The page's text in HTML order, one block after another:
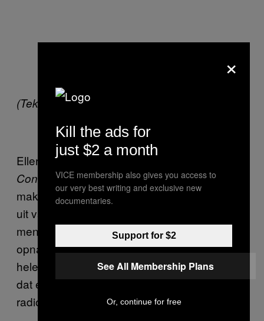
(Tekst gaat verder onder de foto)
Ellerbroek begint enthousiast over de film
Contact . “Zodra de aliens daar contact
maken met aarde, zenden ze een fragment
uit van de eerste radiogolven die wij als
mensheid het heelal in stuurden. Het waren
opnames van Hitler op de radio. Dat is
helemaal geen gekke gedachte, misschien
dat er daar nu wel wezens zijn die die
radiogolven ontvangen.”
×
Kill the ads for
just $2 a month
VICE membership also gives you access to
our very best writing and exclusive new
documentaries.
Support for $2
See All Membership Plans
Or, continue for free